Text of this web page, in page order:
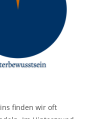
finden wir oft